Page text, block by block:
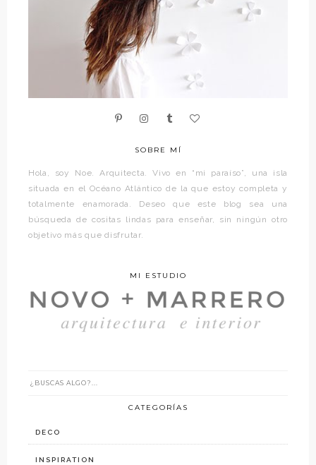
SOBRE MÍ
Hola, soy Noe. Arquitecta. Vivo en “mi paraíso”, una isla
situada en el Océano Atlántico de la que estoy completa y
totalmente enamorada. Deseo que este blog sea una
búsqueda de cositas lindas para enseñar, sin ningún otro
objetivo más que disfrutar.
MI ESTUDIO
CATEGORÍAS
DECO
INSPIRATION